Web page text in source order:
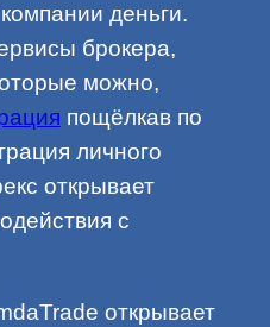
деньги.
брокера,
можно,
пощёлкав по
личного
открывает
с
открывает